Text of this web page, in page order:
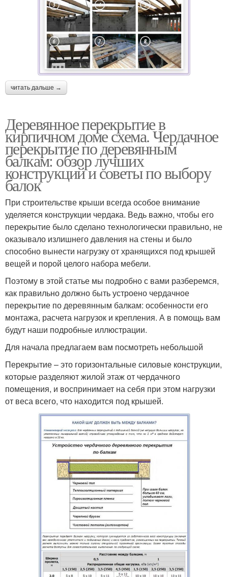
читать дальше →
Деревянное перекрытие в
кирпичном доме схема. Чердачное
перекрытие по деревянным
балкам: обзор лучших
конструкций и советы по выбору
балок
При строительстве крыши всегда особое внимание
уделяется конструкции чердака. Ведь важно, чтобы его
перекрытие было сделано технологически правильно, не
оказывало излишнего давления на стены и было
способно вынести нагрузку от хранящихся под крышей
вещей и порой целого набора мебели.
Поэтому в этой статье мы подробно с вами разберемся,
как правильно должно быть устроено чердачное
перекрытие по деревянным балкам: особенности его
монтажа, расчета нагрузок и крепления. А в помощь вам
будут наши подробные иллюстрации.
Для начала предлагаем вам посмотреть небольшой
Перекрытие – это горизонтальные силовые конструкции,
которые разделяют жилой этаж от чердачного
помещения, и воспринимает на себя при этом нагрузки
от веса всего, что находится под крышей.